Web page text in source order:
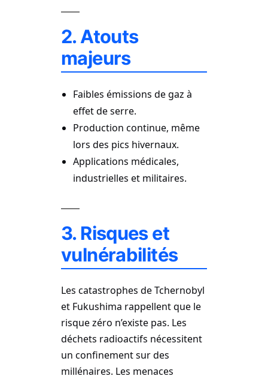
2. Atouts
majeurs
Faibles émissions de gaz à
effet de serre.
Production continue, même
lors des pics hivernaux.
Applications médicales,
industrielles et militaires.
3. Risques et
vulnérabilités
Les catastrophes de Tchernobyl
et Fukushima rappellent que le
risque zéro n’existe pas. Les
déchets radioactifs nécessitent
un confinement sur des
millénaires. Les menaces